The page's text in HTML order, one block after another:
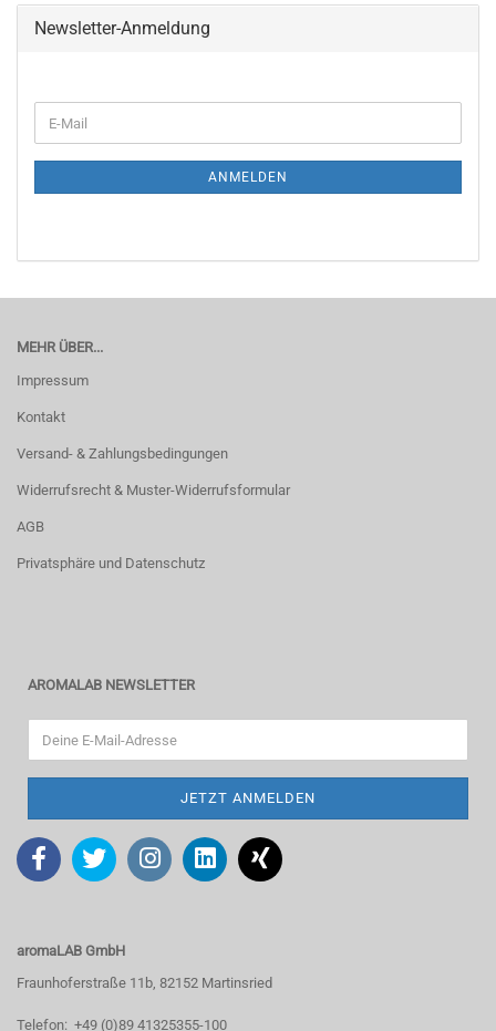
Newsletter-Anmeldung
ZUR
E-
Mail
ANMELDEN
MEHR ÜBER...
Impressum
Kontakt
Versand- & Zahlungsbedingungen
Widerrufsrecht & Muster-Widerrufsformular
AGB
Privatsphäre und Datenschutz
AROMALAB NEWSLETTER
aromaLAB GmbH
Fraunhoferstraße 11b, 82152 Martinsried
Telefon: +49 (0)89 41325355-100